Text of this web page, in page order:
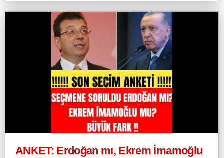
ANKET: Erdoğan mı, Ekrem İmamoğlu